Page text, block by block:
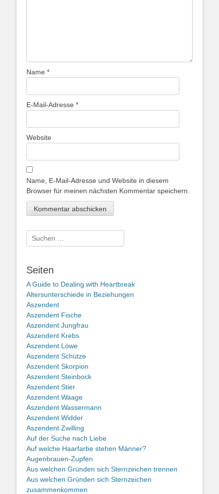
Name *
E-Mail-Adresse *
Website
Name, E-Mail-Adresse und Website in diesem
Browser für meinen nächsten Kommentar speichern.
Suche
nach:
Seiten
A Guide to Dealing with Heartbreak
Altersunterschiede in Beziehungen
Aszendent
Aszendent Fische
Aszendent Jungfrau
Aszendent Krebs
Aszendent Löwe
Aszendent Schütze
Aszendent Skorpion
Aszendent Steinbock
Aszendent Stier
Aszendent Waage
Aszendent Wassermann
Aszendent Widder
Aszendent Zwilling
Auf der Suche nach Liebe
Auf welche Haarfarbe stehen Männer?
Augenbrauen-Zupfen
Aus welchen Gründen sich Sternzeichen trennen
Aus welchen Gründen sich Sternzeichen
zusammenkommen